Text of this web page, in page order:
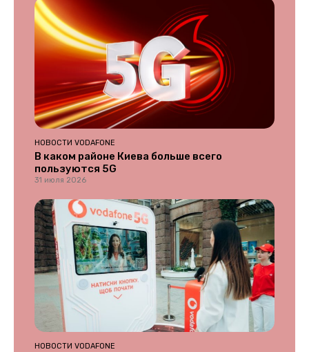
НОВОСТИ VODAFONE
В каком районе Киева больше всего
пользуются 5G
31 июля 2026
НОВОСТИ VODAFONE